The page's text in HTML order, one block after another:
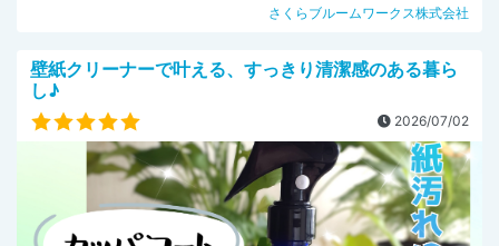
さくらブルームワークス株式会社
壁紙クリーナーで叶える、すっきり清潔感のある暮ら
し♪
2026/07/02